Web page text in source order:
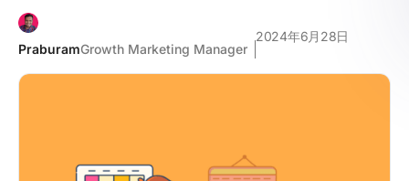
PraburamGrowth Marketing Manager
2024年6月28日